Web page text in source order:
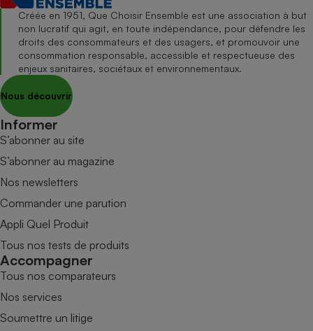
Créée en 1951, Que Choisir Ensemble est une association à but
non lucratif qui agit, en toute indépendance, pour défendre les
droits des consommateurs et des usagers, et promouvoir une
consommation responsable, accessible et respectueuse des
enjeux sanitaires, sociétaux et environnementaux.
Nous découvrir
Informer
S’abonner au site
S’abonner au magazine
Nos newsletters
Commander une parution
Appli Quel Produit
Tous nos tests de produits
Accompagner
Tous nos comparateurs
Nos services
Soumettre un litige